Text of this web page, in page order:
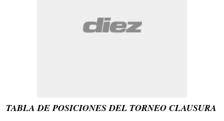
TABLA DE POSICIONES DEL TORNEO CLAUSURA